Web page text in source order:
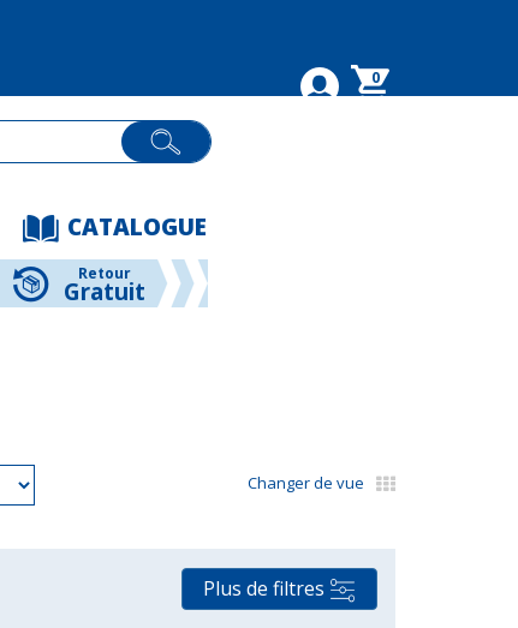
0
CATALOGUE
Retour
Gratuit
Changer de vue
Plus de filtres